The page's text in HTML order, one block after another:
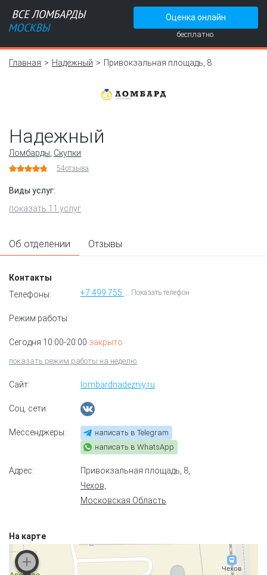
Оценка онлайн
бесплатно.
Главная Надежный Привокзальная площадь, 8
Надежный
Ломбарды Скупки
54отзыва
Виды услуг:
показать 11 услуг
Об отделении Отзывы
Контакты
Телефоны:
Показать телефон
Режим работы:
Сегодня 10:00-20:00 закрыто
показать режим работы на неделю
Сайт: lombardnadezniy.ru
Соц. сети:
Мессенджеры:
написать в Telegram
написать в WhatsApp
Адрес: Привокзальная площадь, 8
Чехов,
Московская Область
На карте